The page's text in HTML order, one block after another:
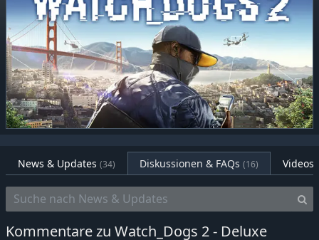
News & Updates (34) Diskussionen & FAQs (16) Videos
Kommentare zu Watch_Dogs 2 - Deluxe